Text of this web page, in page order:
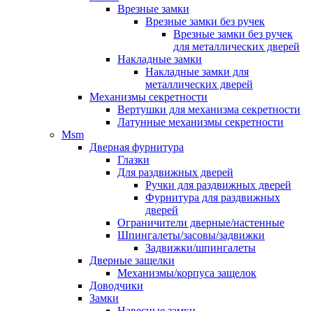
Врезные замки
Врезные замки без ручек
Врезные замки без ручек
для металлических дверей
Накладные замки
Накладные замки для
металлических дверей
Механизмы секретности
Вертушки для механизма секретности
Латунные механизмы секретности
Msm
Дверная фурнитура
Глазки
Для раздвижных дверей
Ручки для раздвижных дверей
Фурнитура для раздвижных
дверей
Ограничители дверные/настенные
Шпингалеты/засовы/задвижки
Задвижки/шпингалеты
Дверные защелки
Механизмы/корпуса защелок
Доводчики
Замки